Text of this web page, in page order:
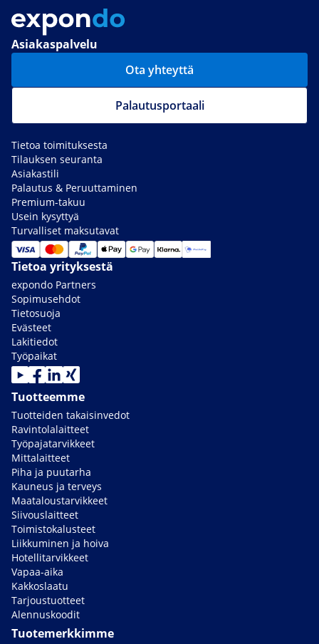
Asiakaspalvelu
Ota yhteyttä
Palautusportaali
Tietoa toimituksesta
Tilauksen seuranta
Asiakastili
Palautus & Peruuttaminen
Premium-takuu
Usein kysyttyä
Turvalliset maksutavat
Tietoa yrityksestä
expondo Partners
Sopimusehdot
Tietosuoja
Evästeet
Lakitiedot
Työpaikat
Tuotteemme
Tuotteiden takaisinvedot
Ravintolalaitteet
Työpajatarvikkeet
Mittalaitteet
Piha ja puutarha
Kauneus ja terveys
Maataloustarvikkeet
Siivouslaitteet
Toimistokalusteet
Liikkuminen ja hoiva
Hotellitarvikkeet
Vapaa-aika
Kakkoslaatu
Tarjoustuotteet
Alennuskoodit
Tuotemerkkimme